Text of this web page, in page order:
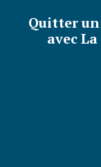
Quitter
avec